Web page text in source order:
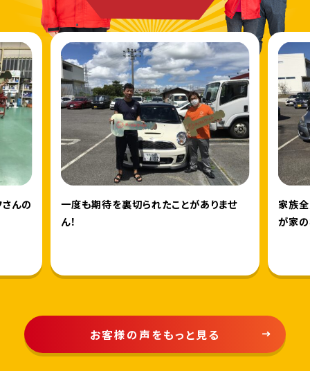
んの
一度も期待を裏切られたことがありませ
ん！
家族
が家
お客様の声をもっと見る